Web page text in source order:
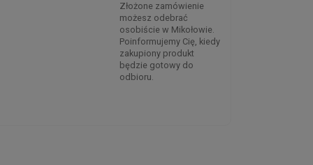
Złożone zamówienie
możesz odebrać
osobiście w Mikołowie.
Poinformujemy Cię, kiedy
zakupiony produkt
będzie gotowy do
odbioru.